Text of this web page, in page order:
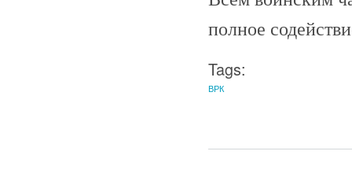
полное
Tags:
ВРК